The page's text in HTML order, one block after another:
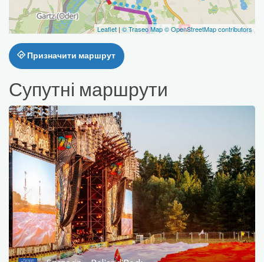
Leaflet | © Traseo Map© OpenStreetMap contributors
Призначити маршрут
Супутні маршрути